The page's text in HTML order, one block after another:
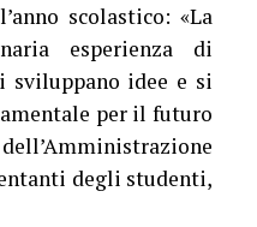
scolastico: «La
esperienza di
sviluppano idee e si
per il futuro
degli studenti,